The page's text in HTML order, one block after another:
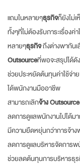
แถมในหลายๆธุรกิจก็ยังไม่
ทั้งๆที่ไม่ต้องรับภาระเรื่อง
หลายๆธุรกิจถึงต่างพากันเ
Outsourceที่พอจะสรุปได้ดั
ช่วยประหยัดต้นทุนค่าใช้จ่าย
ได้พนักงานมืออาชีพ
สามารถเลิกจ้าง Outsource
ลดการดูแลพนักงานไปได้ม
มีความยืดหยุ่นกว่าการจ้า
ลดการดูแลบริหารจัดการพ
ช่วยลดต้นทุนการบริหารธุ